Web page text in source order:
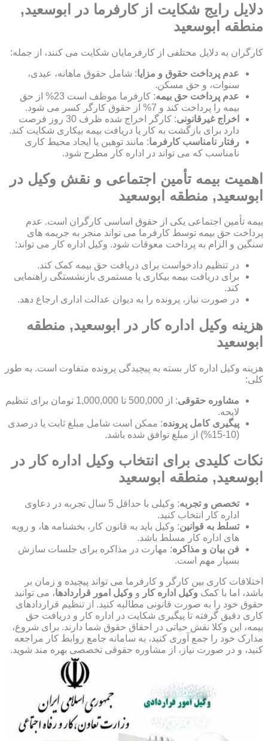
دلایل رایج شکایت از کارفرما در ابوسعید,
منطقه ابوسعید
کارگران به دلایل مختلفی از کارفرمایان شکایت می کنند، از جمله:
عدم پرداخت حقوق و مزایا: شامل حقوق ماهانه، عیدی،
سنوات، و حق مسکن.
عدم پرداخت حق بیمه
: کارفرما موظف است 23% از حق
بیمه را پرداخت کند و 7% از حقوق کارگر کسر می شود.
اخراج غیرقانونی
: کارگر اخراج شده ظرف 30 روز فرصت
دارد برای بازگشت به کار یا دریافت بیمه بیکاری شکایت کند.
رفتار نامناسب کارفرما: مانند توهین یا ایجاد محیط کاری
نامناسب که می تواند در اداره کار مطرح شود.
اهمیت بیمه تأمین اجتماعی و نقش وکیل در
ابوسعید, منطقه ابوسعید
بیمه تأمین اجتماعی یکی از حقوق اساسی کارگران است. عدم
پرداخت حق بیمه توسط کارفرما می تواند منجر به جریمه های
سنگین و الزام به پرداخت معوقات شود. وکیل اداره کار می تواند:
در تنظیم دادخواست برای دریافت حق بیمه کمک کند.
برای دریافت بیمه بیکاری یا مستمری بازنشستگی راهنمایی
کند.
در صورت نیاز، پرونده را به دیوان عدالت اداری ارجاع دهد.
هزینه وکیل اداره کار در ابوسعید, منطقه
ابوسعید
هزینه وکیل اداره کار بسته به پیچیدگی پرونده متفاوت است. به طور
کلی:
مشاوره حقوقی
: از 500,000 تا 1,000,000 تومان برای تنظیم
لایحه.
پیگیری کامل پرونده: ممکن است شامل مبلغ ثابت یا درصدی
(10-15%) از مبلغ توافق شده باشد.
نکات کلیدی برای انتخاب وکیل اداره کار در
ابوسعید, منطقه ابوسعید
تخصص و تجربه
: وکیلی با حداقل 5 سال تجربه در دعاوی
اداره کار انتخاب کنید.
تسلط به قوانین: وکیل باید به قانون کار، بخشنامه ها، و رویه
های اداره کار مسلط باشد.
فن بیان و مذاکره: مهارت در مذاکره برای جلسات سازش
بسیار مهم است.
اختلافات کاری بین کارگر و کارفرما می تواند پیچیده و زمان بر
باشد، اما با کمک وکیل اداره کار و وکیل امور قراردادها، می توانید
حقوق خود را به صورت قانونی مطالبه کنید. از تنظیم قراردادهای
کاری دقیق گرفته تا پیگیری شکایت در اداره کار و دریافت حق
بیمه، این وکلا نقش حیاتی در احقاق حقوق شما دارند. برای شروع،
مدارک خود را جمع آوری کنید، به سامانه جامع روابط کار مراجعه
کنید، و در صورت نیاز، از مشاوره حقوقی تخصصی بهره مند شوید.